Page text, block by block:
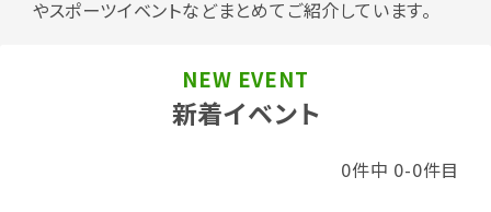
やスポーツイベントなどまとめてご紹介しています。
新着イベント
NEW EVENT
0件中 0-0件目